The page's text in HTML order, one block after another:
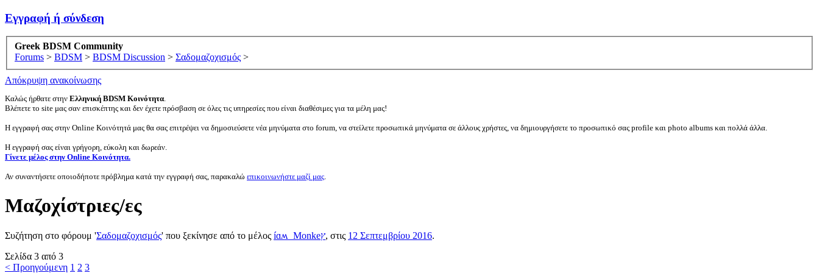
Εγγραφή ή σύνδεση
Greek BDSM Community
Forums > BDSM > BDSM Discussion > Σαδομαζοχισμός >
Απόκρυψη ανακοίνωσης
Καλώς ήρθατε στην Ελληνική BDSM Κοινότητα.
Βλέπετε το site μας σαν επισκέπτης και δεν έχετε πρόσβαση σε όλες τις υπηρεσίες που είναι διαθέσιμες για τα μέλη μας!
Η εγγραφή σας στην Online Κοινότητά μας θα σας επιτρέψει να δημοσιεύσετε νέα μηνύματα στο forum, να στείλετε προσωπικά μηνύματα σε άλλους χρήστες, να δημιουργήσετε το προσωπικό σας profile και photo albums και πολλά άλλα.
Η εγγραφή σας είναι γρήγορη, εύκολη και δωρεάν.
Γίνετε μέλος στην Online Κοινότητα.
Αν συναντήσετε οποιοδήποτε πρόβλημα κατά την εγγραφή σας, παρακαλώ επικοινωνήστε μαζί μας.
Μαζοχίστριες/ες
Συζήτηση στο φόρουμ 'Σαδομαζοχισμός' που ξεκίνησε από το μέλος íɑʍ_Monkeץ, στις 12 Σεπτεμβρίου 2016.
Σελίδα 3 από 3
< Προηγούμενη 1 2 3